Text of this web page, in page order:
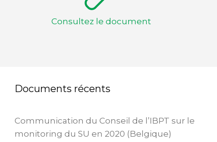
Consultez le document
Documents récents
Communication du Conseil de l’IBPT sur le
monitoring du SU en 2020 (Belgique)